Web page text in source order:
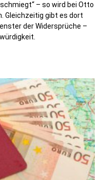
– so wird bei Otto
Gleichzeitig gibt es dort
der Widersprüche –